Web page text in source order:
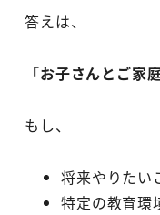
答えは、
「お子さんとご家
もし、
将来やりたい
特定の教育環